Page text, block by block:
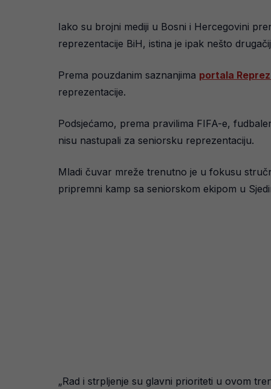
Iako su brojni mediji u Bosni i Hercegovini
reprezentacije BiH, istina je ipak nešto
Prema pouzdanim saznanjima portala
reprezentacije.
Podsjećamo, prema pravilima FIFA-e,
nisu nastupali za seniorsku reprezentaciju.
Mladi čuvar mreže trenutno je u fokusu
pripremni kamp sa seniorskom ekipom u
„Rad i strpljenje su glavni prioriteti u ovom